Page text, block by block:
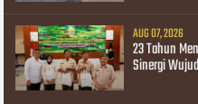
AUG 07, 2026
23 Tahun
Sinergi